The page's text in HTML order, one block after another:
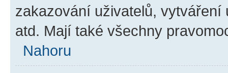
zakazování uživatelů,
atd. Mají také všechny
Nahoru